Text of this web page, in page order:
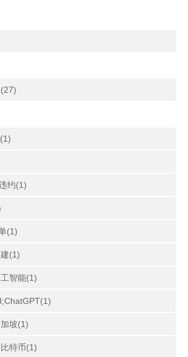
约(1)
(1)
(1)
智能(1)
坡(1)
特币(1)